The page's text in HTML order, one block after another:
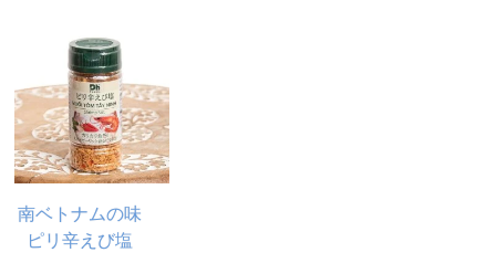
南ベトナムの味
ピリ辛えび塩